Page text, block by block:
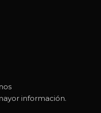
información.